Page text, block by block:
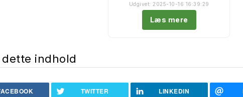
Udgivet: 2025-10-16 16:39:29
Læs mere
dette indhold
TWITTER LINKEDIN